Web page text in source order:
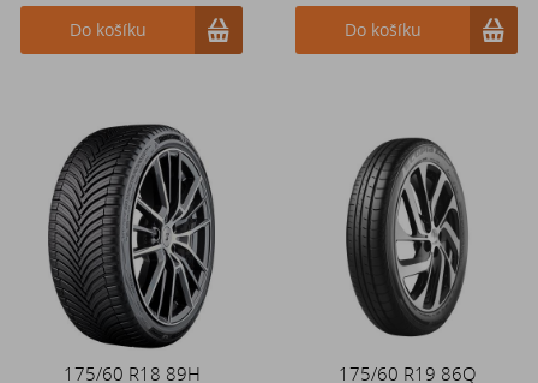
Do košíku Do košíku
175/60 R18 89H 175/60 R19 86Q